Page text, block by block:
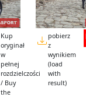
Kup
oryginał
w
pełnej
rozdzielczości
/ Buy
the
pobierz
z
wynikiem
(load
with
result)